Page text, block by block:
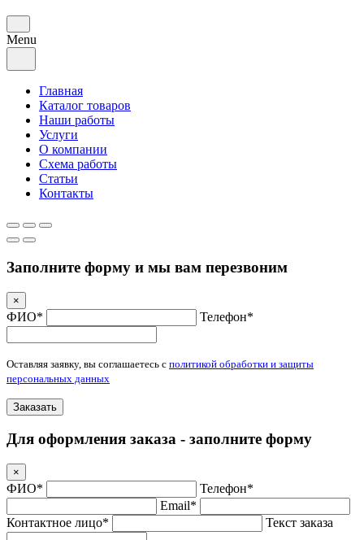
Menu
Главная
Каталог товаров
Наши работы
Услуги
О компании
Схема работы
Статьи
Контакты
Заполните форму и мы вам перезвоним
×
ФИО* Телефон*
Оставляя заявку, вы соглашаетесь с политикой обработки и защиты
персональных данных
Заказать
Для оформления заказа - заполните форму
×
ФИО*
Телефон*
Email*
Контактное лицо*
Текст заказа